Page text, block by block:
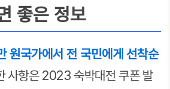
좋은 정보
원국가에서 전 국민에게 선착순
사항은 2023 숙박대전 쿠폰 발